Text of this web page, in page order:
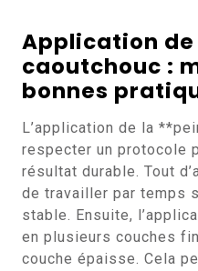
Application
caoutchouc :
bonnes
L’application de la
respecter un protocole
résultat durable. Tout
de travailler par temps
stable. Ensuite,
en plusieurs couches
couche épaisse. Cela